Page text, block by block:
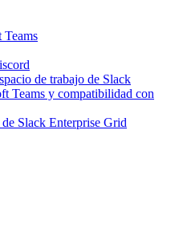
Teams
de trabajo de Slack
Teams y compatibilidad con
Slack Enterprise Grid